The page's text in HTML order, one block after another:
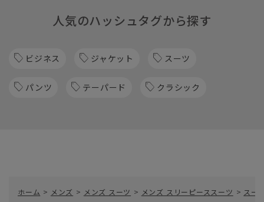
人気のハッシュタグから探す
ビジネス ジャケット スーツ
パンツ テーパード クラシック
ホーム > メンズ > メンズ スーツ > メンズ スリーピーススーツ > スー